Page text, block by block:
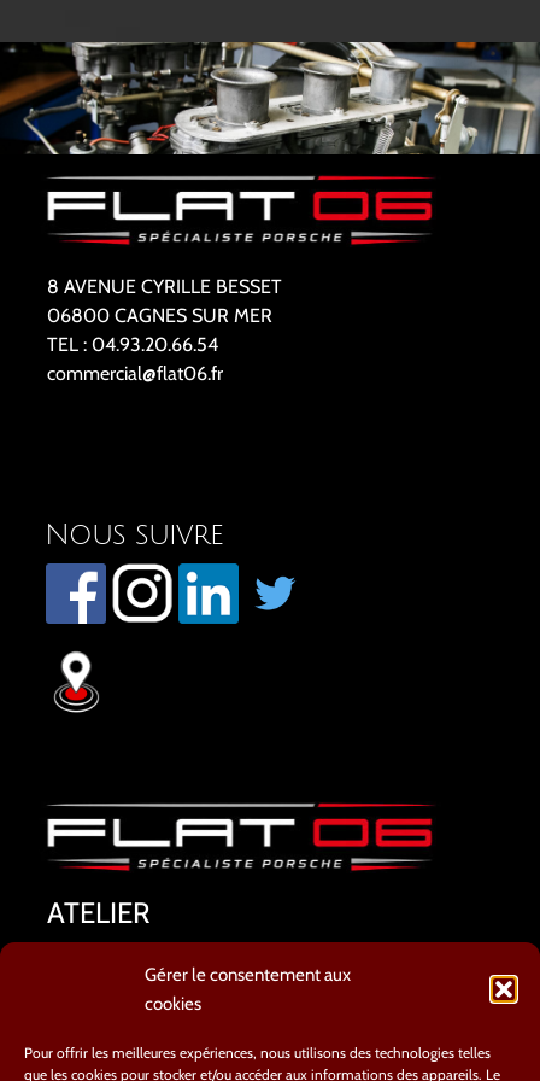
Gérer le consentement aux
cookies
Pour offrir les meilleures expériences, nous utilisons des technologies telles
que les cookies pour stocker et/ou accéder aux informations des appareils. Le
8 AVENUE CYRILLE BESSET
06800 CAGNES SUR MER
TEL : 04.93.20.66.54
commercial@flat06.fr
Nous suivre
ATELIER
06800 CAGNES SUR MER
TEL : 04.93.20.66.54